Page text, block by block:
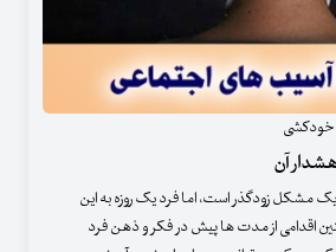
خودکشی
آن
مشکل زودگذر است، اما فرد یک روزه به این
اقدامی از مدت ها پیش در فکر و ذهن فرد